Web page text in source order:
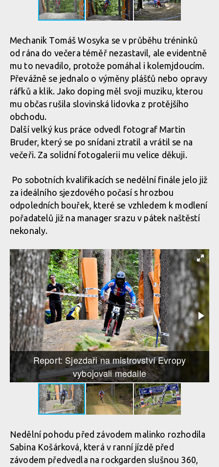
Mechanik Tomáš Wosyka se v průběhu tréninků
od rána do večera téměř nezastavil, ale evidentně
mu to nevadilo, protože pomáhal i kolemjdoucím.
Převážně se jednalo o výměny plášťů nebo opravy
ráfků a klik. Jako doping měl svoji muziku, kterou
mu občas rušila slovinská lidovka z protějšího
obchodu.
Další velký kus práce odvedl fotograf Martin
Bruder, který se po snídani ztratil a vrátil se na
večeři. Za solidní fotogalerii mu velice děkuji.
Po sobotních kvalifikacích se nedělní finále jelo již
za ideálního sjezdového počasí s hrozbou
odpoledních bouřek, které se vzhledem k modlení
pořadatelů již na manager srazu v pátek naštěstí
nekonaly.
Report: Sjezdaři na mistrovství Evropy
vybojovali medaile
Nedělní pohodu před závodem malinko rozhodila
Sabina Košárková, která v ranní jízdě před
závodem předvedla na rockgarden slušnou 360,